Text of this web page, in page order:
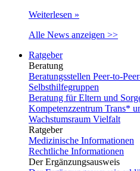
Weiterlesen »
Alle News anzeigen >>
Ratgeber
Beratung
Beratungsstellen Peer-to-
Selbsthilfegruppen
Beratung für Eltern und
Kompetenzzentrum Trans*
Wachstumsraum Vielfalt
Ratgeber
Medizinische Informationen
Rechtliche Informationen
Der Ergänzungsausweis